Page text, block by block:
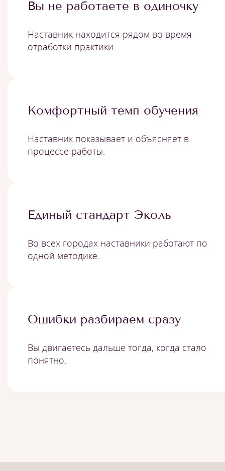
Вы не работаете в одиночку
Наставник находится рядом во время
отработки практики.
Комфортный темп обучения
Наставник показывает и объясняет в
процессе работы.
Единый стандарт Эколь
Во всех городах наставники работают по
одной методике.
Ошибки разбираем сразу
Вы двигаетесь дальше тогда, когда стало
понятно.